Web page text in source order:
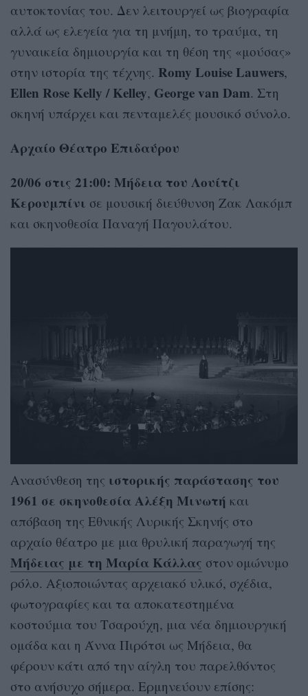
αυτοκτονίας του. Δεν λειτουργεί ως βιογραφία
αλλά ως ελεγεία για τη μνήμη, το τραύμα, τη
γυναικεία δημιουργία και τη θέση της «μούσας»
στην ιστορία της τέχνης. Romy Louise Lauwers,
Ellen Rose Kelly / Kelley, George van Dam. Στη
σκηνή υπάρχει και πενταμελές μουσικό σύνολο.
Αρχαίο Θέατρο Επιδαύρου
20/06 στις 21:00: Μήδεια του Λουίτζι
Κερουμπίνι σε μουσική διεύθυνση Ζακ Λακόμπ
και σκηνοθεσία Παναγή Παγουλάτου.
Ανασύνθεση της ιστορικής παράστασης του
1961 σε σκηνοθεσία Αλέξη Μινωτή και
απόβαση της Εθνικής Λυρικής Σκηνής στο
αρχαίο θέατρο με μια θρυλική παραγωγή της
Μήδειας με τη Μαρία Κάλλας στον ομώνυμο
ρόλο. Αξιοποιώντας αρχειακό υλικό, σχέδια,
φωτογραφίες και τα αποκατεστημένα
κοστούμια του Τσαρούχη, μια νέα δημιουργική
ομάδα και η Άννα Πιρότσι ως Μήδεια, θα
φέρουν κάτι από την αίγλη του παρελθόντος
στο ανήσυχο σήμερα. Ερμηνεύουν επίσης: